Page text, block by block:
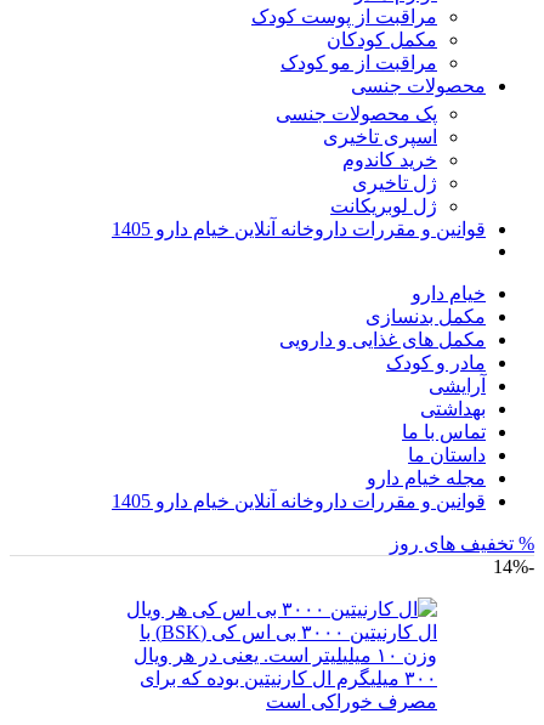
مراقبت از پوست کودک
مکمل کودکان
مراقبت از مو کودک
محصولات جنسی
پک محصولات جنسی
اسپری تاخیری
خرید کاندوم
ژل تاخیری
ژل لوبریکانت
قوانین و مقررات داروخانه آنلاین خیام دارو 1405
خیام دارو
مکمل بدنسازی
مکمل های غذایی و دارویی
مادر و کودک
آرایشی
بهداشتی
تماس با ما
داستان ما
مجله خیام دارو
قوانین و مقررات داروخانه آنلاین خیام دارو 1405
% تخفیف های روز
-14%